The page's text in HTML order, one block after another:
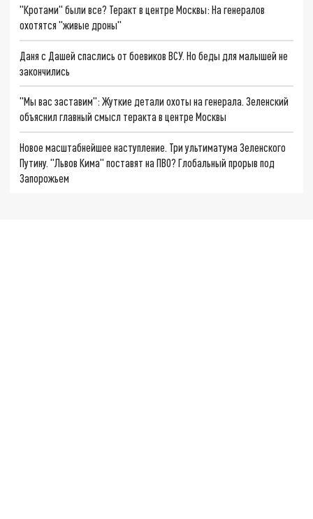
"Кротами" были все? Теракт в центре Москвы: На генералов
охотятся "живые дроны"
Даня с Дашей спаслись от боевиков ВСУ. Но беды для малышей не
закончились
"Мы вас заставим": Жуткие детали охоты на генерала. Зеленский
объяснил главный смысл теракта в центре Москвы
Новое масштабнейшее наступление. Три ультиматума Зеленского
Путину. "Львов Кима" поставят на ПВО? Глобальный прорыв под
Запорожьем